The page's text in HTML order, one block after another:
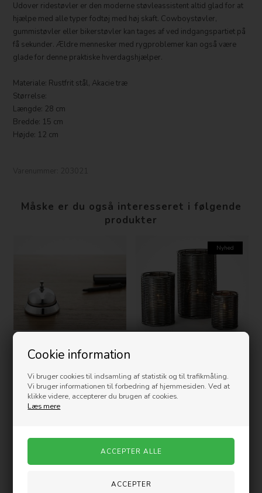
Cookie information
Vi bruger cookies til indsamling af statistik og til trafikmåling.
Vi bruger informationen til forbedring af hjemmesiden. Ved at
klikke videre, accepterer du brugen af cookies.
Læs mere
Udover ridestøvler er den moderne støvleassistent altid glad for at
hjælpe med alle typer fodtøj med høj skaft. Cowboystøvler,
gummistøvler eller bikerstøvler kan tages af ved indgangspartiet på
få sekunder. Ældre mennesker med rygproblemer kan også være
glade for denne praktiske hverdagshjælper.
Materiale: Rustfrit stål, Akacie træ
Størrelse:
Længde: 28 cm
Bredde: 15 cm
Højde: 12 cm
Måske er du også interesseret i følgende
produkter
199,00 DKK
Nyhed
Rattan - 3 stk.
369,00 DKK